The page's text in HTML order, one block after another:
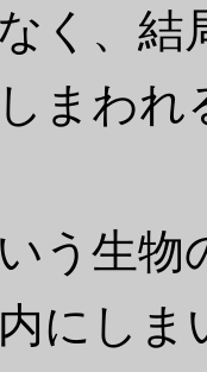
く、結
まわ
う生物
にし